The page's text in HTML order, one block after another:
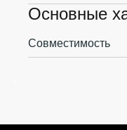
Основные
Совместимость